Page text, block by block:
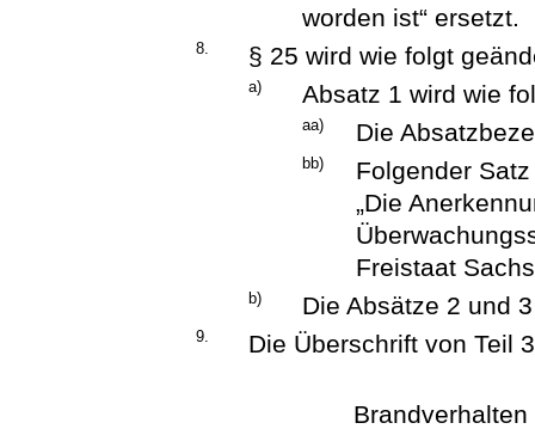
worden ist“ ersetzt.
8. § 25 wird wie folgt
a) Absatz 1 wird wie
aa) Die
bb)
Folgender
„Die
Freistaat
b) Die Absätze 2 und
9. Die Überschrift von Teil